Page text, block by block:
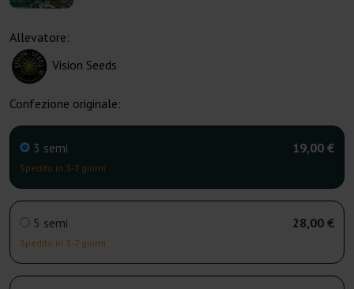
Allevatore:
Vision Seeds
Confezione originale:
3 semi
Spedito in 3-7 giorni
19,00 €
5 semi
Spedito in 3-7 giorni
28,00 €